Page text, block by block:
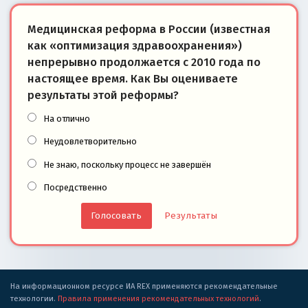
Медицинская реформа в России (известная
как «оптимизация здравоохранения»)
непрерывно продолжается с 2010 года по
настоящее время. Как Вы оцениваете
результаты этой реформы?
На отлично
Неудовлетворительно
Не знаю, поскольку процесс не завершён
Посредственно
Результаты
На информационном ресурсе ИА REX применяются рекомендательные
технологии. Правила применения рекомендательных технологий.